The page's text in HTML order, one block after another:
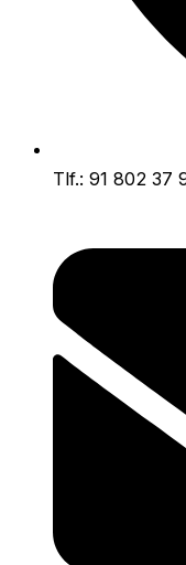
Tlf.: 91 802 37